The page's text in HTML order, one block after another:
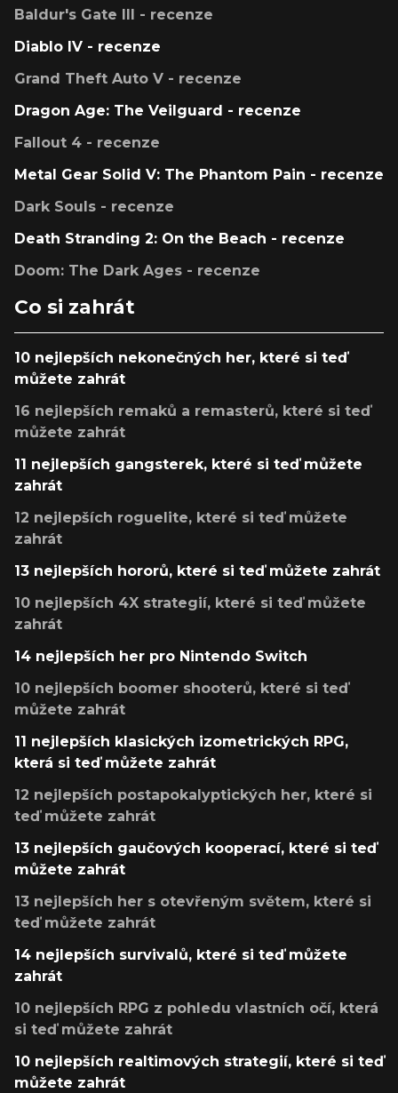
Baldur's Gate III - recenze
Diablo IV - recenze
Grand Theft Auto V - recenze
Dragon Age: The Veilguard - recenze
Fallout 4 - recenze
Metal Gear Solid V: The Phantom Pain - recenze
Dark Souls - recenze
Death Stranding 2: On the Beach - recenze
Doom: The Dark Ages - recenze
Co si zahrát
10 nejlepších nekonečných her, které si teď
můžete zahrát
16 nejlepších remaků a remasterů, které si teď
můžete zahrát
11 nejlepších gangsterek, které si teď můžete
zahrát
12 nejlepších roguelite, které si teď můžete
zahrát
13 nejlepších hororů, které si teď můžete zahrát
10 nejlepších 4X strategií, které si teď můžete
zahrát
14 nejlepších her pro Nintendo Switch
10 nejlepších boomer shooterů, které si teď
můžete zahrát
11 nejlepších klasických izometrických RPG,
která si teď můžete zahrát
12 nejlepších postapokalyptických her, které si
teď můžete zahrát
13 nejlepších gaučových kooperací, které si teď
můžete zahrát
13 nejlepších her s otevřeným světem, které si
teď můžete zahrát
14 nejlepších survivalů, které si teď můžete
zahrát
10 nejlepších RPG z pohledu vlastních očí, která
si teď můžete zahrát
10 nejlepších realtimových strategií, které si teď
můžete zahrát